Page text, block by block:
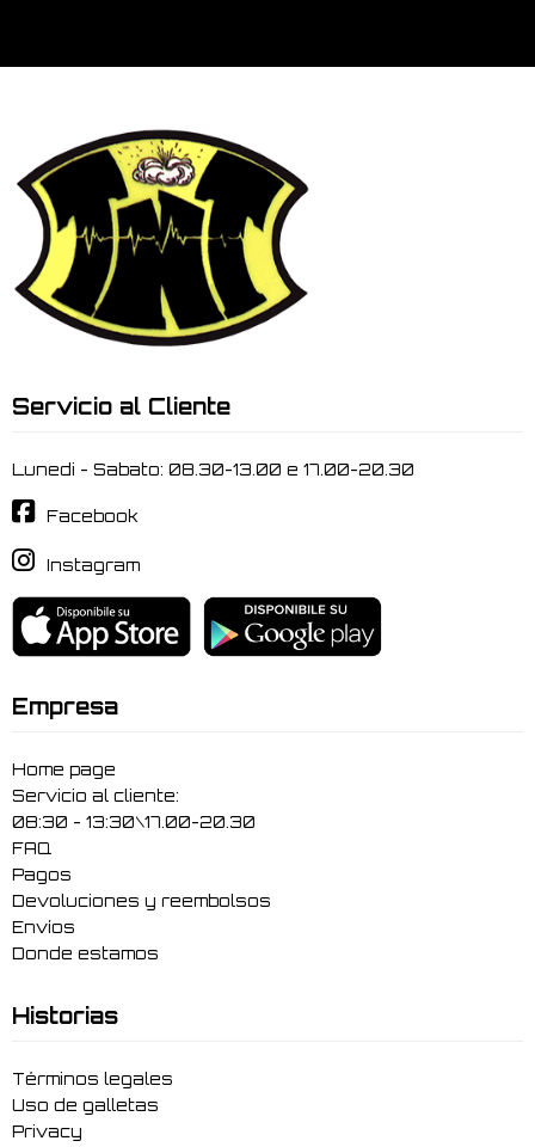
Servicio al Cliente
Lunedi - Sabato: 08.30-13.00 e 17.00-20.30
Facebook
Instagram
Empresa
Home page
Servicio al cliente:
08:30 - 13:30\17.00-20.30
FAQ
Pagos
Devoluciones y reembolsos
Envíos
Donde estamos
Historias
Términos legales
Uso de galletas
Privacy